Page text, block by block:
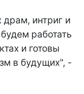
интриг и
работать
и готовы
в будущих", -